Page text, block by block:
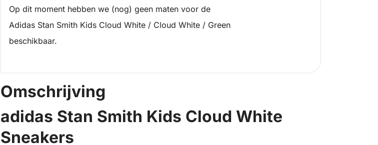
Op dit moment hebben we (nog) geen maten voor de
Adidas Stan Smith Kids Cloud White / Cloud White / Green
beschikbaar.
Omschrijving
adidas Stan Smith Kids Cloud White
Sneakers